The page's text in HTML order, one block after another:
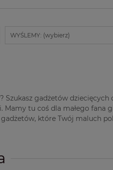
WYŚLEMY: (wybierz)
gadżetów dziecięcych
tu coś dla małego fana
które Twój maluch